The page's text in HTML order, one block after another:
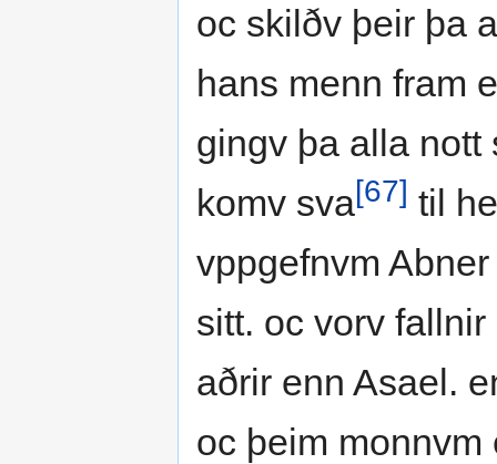
oc skilðv þeir þa
hans menn fram
gingv þa alla
komv sva[67] til
vppgefnvm
sitt. oc vorv
aðrir enn Asael.
oc þeim monnvm